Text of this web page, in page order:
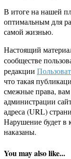
В итоге на нашей
оптимальным для
самой жизнью.
Настоящий
сообществе
редакции
что такая
смежные права,
администрации
адреса (URL)
Нарушение будет в
наказаны.
You may also like...